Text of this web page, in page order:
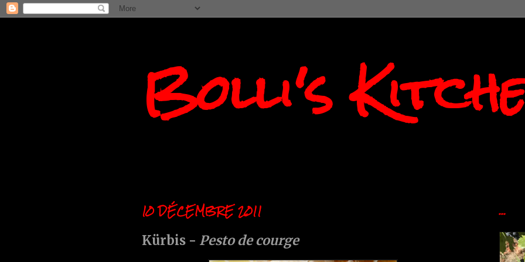
Bolli's
10 DÉCEMBRE 2011
Kürbis - Pesto de courge
...